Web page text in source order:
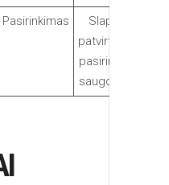
Pasirinkimas
Slapuku
patvirtinimo
pasirinkimo
saugojimas